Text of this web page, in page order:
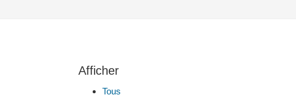
Afficher
Tous